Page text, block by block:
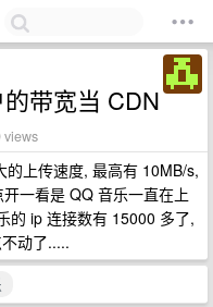
带宽当 CDN
views
上传速度, 最高有 10MB/s,
一看是 QQ 音乐一直在上
的 ip 连接数有 15000 多了,
动了.....